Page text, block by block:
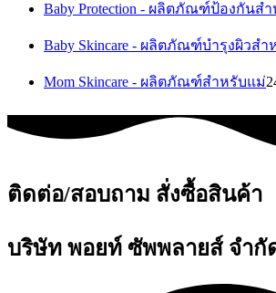
Baby Protection - ผลิตภัณฑ์ป้องกันสำ
Baby Skincare - ผลิตภัณฑ์บำรุงผิวสำ
Mom Skincare - ผลิตภัณฑ์สำหรับแม่
ติดต่อ/สอบถาม สั่งซื้อสินค้า
บริษัท พอยท์ ซัพพลายส์ จำกั